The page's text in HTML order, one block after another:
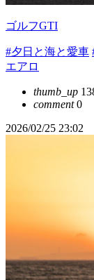
ゴルフGTI
#夕日と海と愛車
エアロ
thumb_up
comment0
2026/02/25 23:02